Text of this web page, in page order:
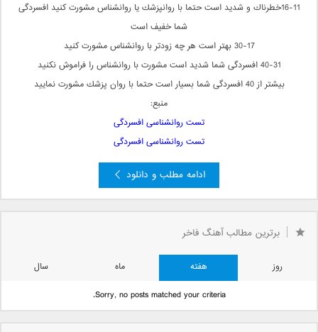
16-11خطرناك و شدید است حتما با روانپزشك یا روانشناس مشورت كنید افسردگی
شما خفیف است
30-17 بهتر است هر چه زودتر با روانشناس مشورت كنید
40-31 افسردگی شما شدید است مشورت با روانشناس را فراموش نكنید
بیشتر از 40 افسردگی شما بسیار است حتما با روان پزشك مشورت نمایید
منبع:
تست روانشناسی افسردگی
تست روانشناسی افسردگی
ادامه مطلب و دانلود
برترین مطالب آهنگ فاخر
روز هفته ماه
سال
Sorry, no posts matched your criteria.